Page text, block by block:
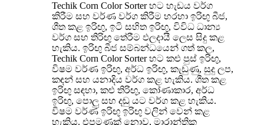
Techik Corn Color Sorter හට හැඩය වර්ග
කිරීම සහ වර්ණ වර්ග කිරීම හරහා ඉරිඟු බීජ,
ශීත කළ ඉරිඟු, ඉටි සහිත ඉරිඟු, විවිධ ධාන්‍ය
වර්ග සහ තිරිඟු තේරීම ඵලදායී ලෙස සිදු කළ
හැකිය. ඉරිඟු බීජ සම්බන්ධයෙන් ගත් කල,
Techik Corn Color Sorter හට කළු පුස් ඉරිඟු,
විෂම වර්ණ ඉරිඟු, අර්ධ ඉරිඟු, කැඩුණු, සුදු ලප,
කඳන් සහ යනාදිය වර්ග කළ හැකිය. ශීත කළ
ඉරිඟු සඳහා, කළු තිරිඟු, කෝණාකාර, අර්ධ
ඉරිඟු, පොලු සහ දඬු යට වර්ග කළ හැකිය.
විෂම වර්ණ ඉරිඟු ඉරිඟු වලින් වෙන් කළ
හැකිය. එපමණක් නොව, මාරාන්තික